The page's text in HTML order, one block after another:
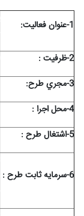
1-عنوان فعاليت:
2-ظرفيت :
3-مجري طرح:
4-محل اجرا :
5-اشتغال طرح :
6-سرمايه ثابت طرح :